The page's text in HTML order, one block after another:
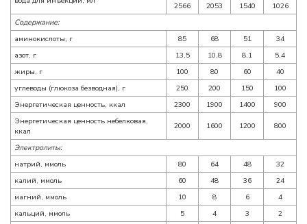
2566
2053
1540
1026
Содержание:
аминокислоты, г
85 68 51
34
азот, г
13,5 10,8 8,1
5,4
жиры, г
100 80 60
40
углеводы (глюкоза безводная), г
250 200 150
100
Энергетическая ценность, ккал
2300 1900 1400
900
Энергетическая ценность небелковая,
ккал
2000 1600 1200 800
Электролиты:
натрий, ммоль
80 64 48
32
калий, ммоль
60 48 36
24
магний, ммоль
10 8 6
4
кальций, ммоль
5 4 3
2